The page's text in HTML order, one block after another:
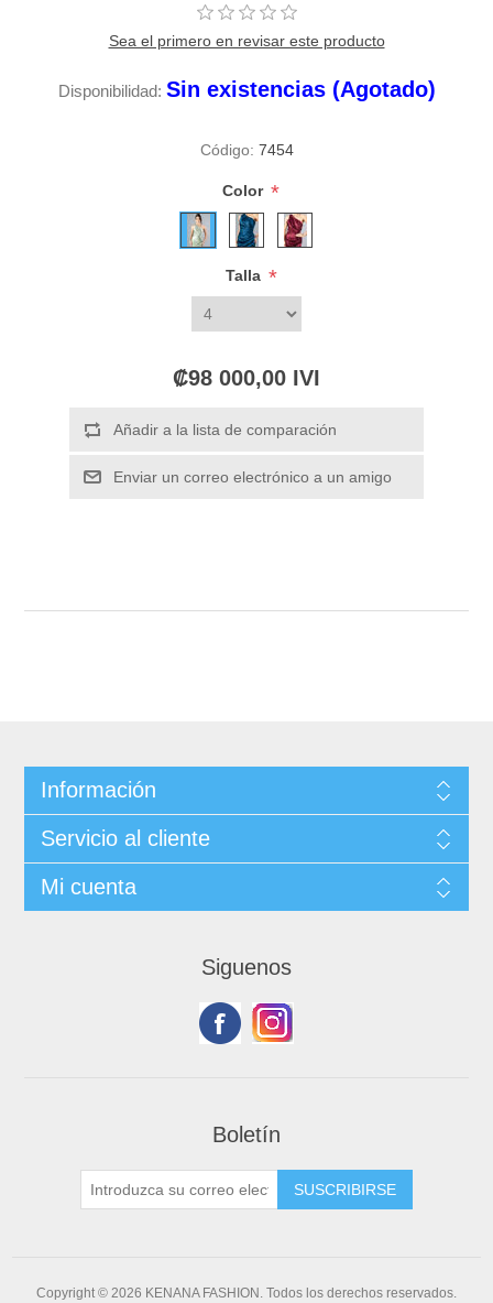
Sea el primero en revisar este producto
Disponibilidad: Sin existencias (Agotado)
Código: 7454
Color *
Talla *
₡98 000,00 IVI
Información
Servicio al cliente
Mi cuenta
Siguenos
Boletín
Copyright © 2026 KENANA FASHION. Todos los derechos reservados.